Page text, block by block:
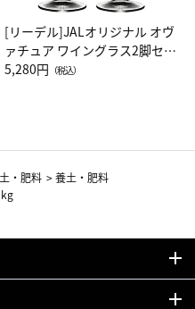
[リーデル]JALオリジナル オヴ
ァチュア ワイングラス2脚セッ
ト（レッドワイン）
5,280円 （税込）
・肥料 >養土・肥料